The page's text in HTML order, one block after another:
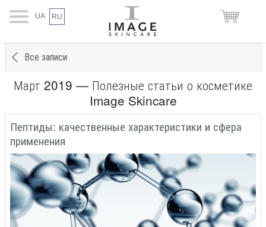
UA RU
Все записи
Март 2019 — Полезные статьи о косметике
Image Skincare
Пептиды: качественные характеристики и сфера
применения